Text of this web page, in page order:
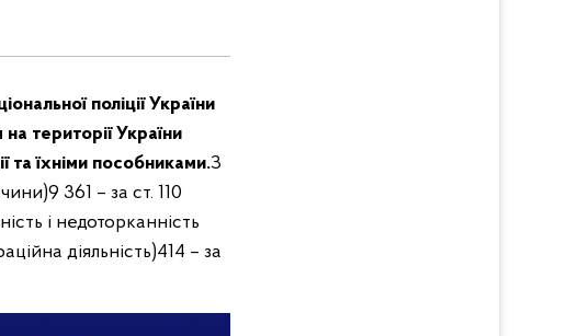
поліції України
території України
та їхніми пособниками.З
9 361 – за ст. 110
і недоторканність
діяльність)414 – за